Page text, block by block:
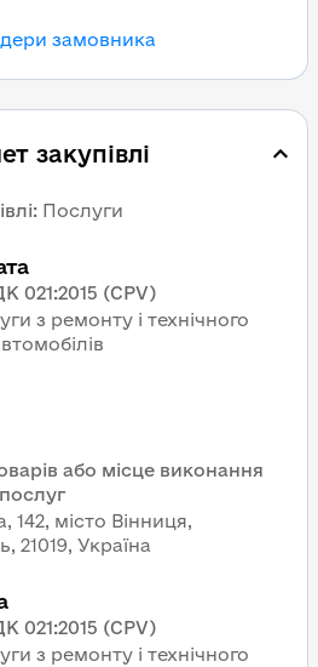
замовника
закупівлі
: Послуги
021:2015 (CPV)
з ремонту і технічного
або місце виконання
142, місто Вінниця,
21019, Україна
021:2015 (CPV)
з ремонту і технічного